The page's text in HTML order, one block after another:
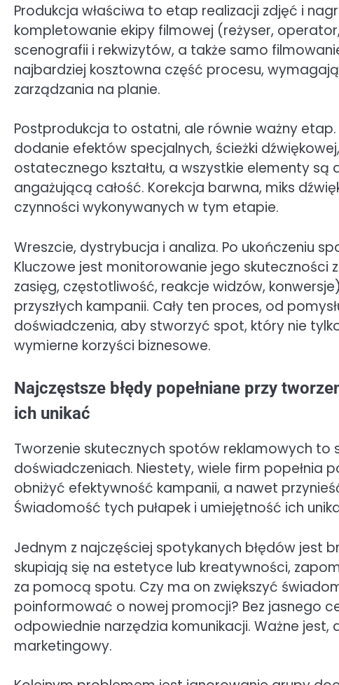
Produkcja właściwa to etap realizacji zdjęć i
kompletowanie ekipy filmowej (reżyser,
scenografii i rekwizytów, a także samo
najbardziej kosztowna część procesu,
zarządzania na planie.
Postprodukcja to ostatni, ale równie ważny
dodanie efektów specjalnych, ścieżki
ostatecznego kształtu, a wszystkie elementy
angażującą całość. Korekcja barwna, miks
czynności wykonywanych w tym etapie.
Wreszcie, dystrybucja i analiza. Po ukończeniu
Kluczowe jest monitorowanie jego
zasięg, częstotliwość, reakcje widzów,
przyszłych kampanii. Cały ten proces, od
doświadczenia, aby stworzyć spot, który nie
wymierne korzyści biznesowe.
Najczęstsze błędy popełniane przy
ich unikać
Tworzenie skutecznych spotów reklamowych to
doświadczeniach. Niestety, wiele firm popełnia
obniżyć efektywność kampanii, a nawet
Świadomość tych pułapek i umiejętność ich
Jednym z najczęściej spotykanych błędów jest
skupiają się na estetyce lub kreatywności,
za pomocą spotu. Czy ma on zwiększyć
poinformować o nowej promocji? Bez jasnego
odpowiednie narzędzia komunikacji. Ważne
marketingowy.